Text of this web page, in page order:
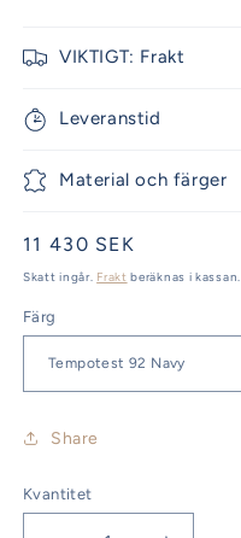
VIKTIGT: Frakt
Leveranstid
Material och färger
Ordinarie
pris
11 430 SEK
Skatt ingår. Frakt beräknas i kassan.
Färg
Share
Kvantitet